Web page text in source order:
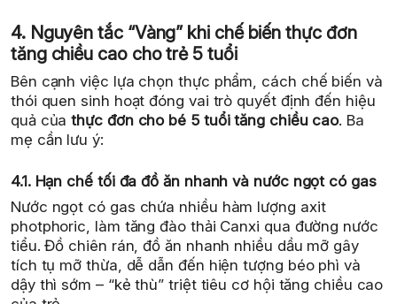
4. Nguyên tắc “Vàng” khi chế biến thực đơn
tăng chiều cao cho trẻ 5 tuổi
Bên cạnh việc lựa chọn thực phẩm, cách chế biến và
thói quen sinh hoạt đóng vai trò quyết định đến hiệu
quả củathực đơn cho bé 5 tuổi tăng chiều cao. Ba
mẹ cần lưu ý:
4.1. Hạn chế tối đa đồ ăn nhanh và nước ngọt có gas
Nước ngọt có gas chứa nhiều hàm lượng axit
photphoric, làm tăng đào thải Canxi qua đường nước
tiểu. Đồ chiên rán, đồ ăn nhanh nhiều dầu mỡ gây
tích tụ mỡ thừa, dễ dẫn đến hiện tượng béo phì và
dậy thì sớm – “kẻ thù” triệt tiêu cơ hội tăng chiều cao